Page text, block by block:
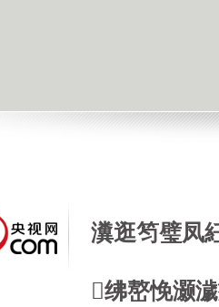
瀵逛笉璧凤
绋嶅悗灏